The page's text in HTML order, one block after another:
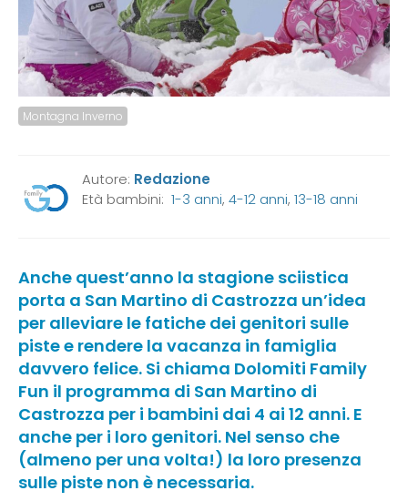
Montagna Inverno
Autore: Redazione
Età bambini: 1-3 anni, 4-12 anni, 13-18 anni
Anche quest’anno la stagione sciistica
porta a San Martino di Castrozza un’idea
per alleviare le fatiche dei genitori sulle
piste e rendere la vacanza in famiglia
davvero felice. Si chiama Dolomiti Family
Fun il programma di San Martino di
Castrozza per i bambini dai 4 ai 12 anni. E
anche per i loro genitori. Nel senso che
(almeno per una volta!) la loro presenza
sulle piste non è necessaria.